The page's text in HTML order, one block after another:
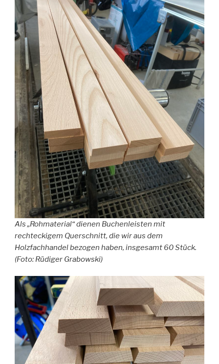
Als „Rohmaterial“ dienen Buchenleisten mit
rechteckigem Querschnitt, die wir aus dem
Holzfachhandel bezogen haben, insgesamt 60 Stück.
(Foto: Rüdiger Grabowski)